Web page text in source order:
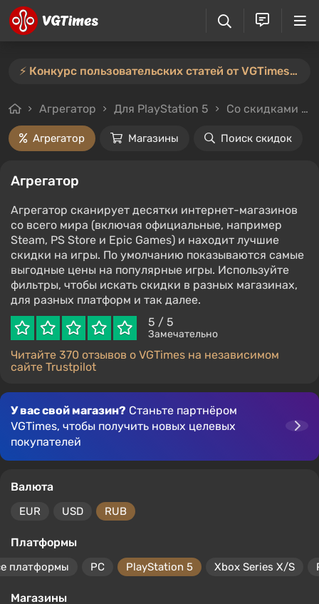
⚡️ Конкурс пользовательских статей от VGTimes продлён — участвуйте тут ⚡️
Агрегатор Для PlayStation 5 Со скидками и без
Агрегатор Магазины Поиск скидок
Агрегатор
Агрегатор сканирует десятки интернет-магазинов
со всего мира (включая официальные, например
Steam, PS Store и Epic Games) и находит лучшие
скидки на игры. По умолчанию показываются самые
выгодные цены на популярные игры. Используйте
фильтры, чтобы искать скидки в разных магазинах,
для разных платформ и так далее.
5 / 5
Замечательно
Читайте 370 отзывов о VGTimes на независимом
сайте Trustpilot
У вас свой магазин? Станьте партнёром
VGTimes, чтобы получить новых целевых
покупателей
Валюта
EUR USD RUB
Платформы
платформы PC PlayStation 5 Xbox Series X/S
Магазины